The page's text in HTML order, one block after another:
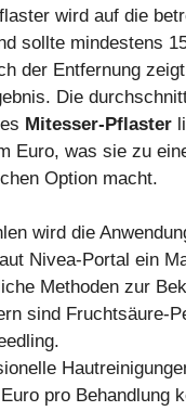
wird auf die
sollte mindestens
der Entfernung
Die
Mitesser-Pflaster
Euro, was sie zu
Option macht.
wird die
Nivea-Portal ein
Methoden zur
sind Fruchtsäure-
pro Behandlung